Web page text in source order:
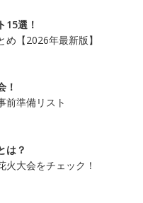
15選！
【2026年最新版】
！
前準備リスト
は？
火大会をチェック！